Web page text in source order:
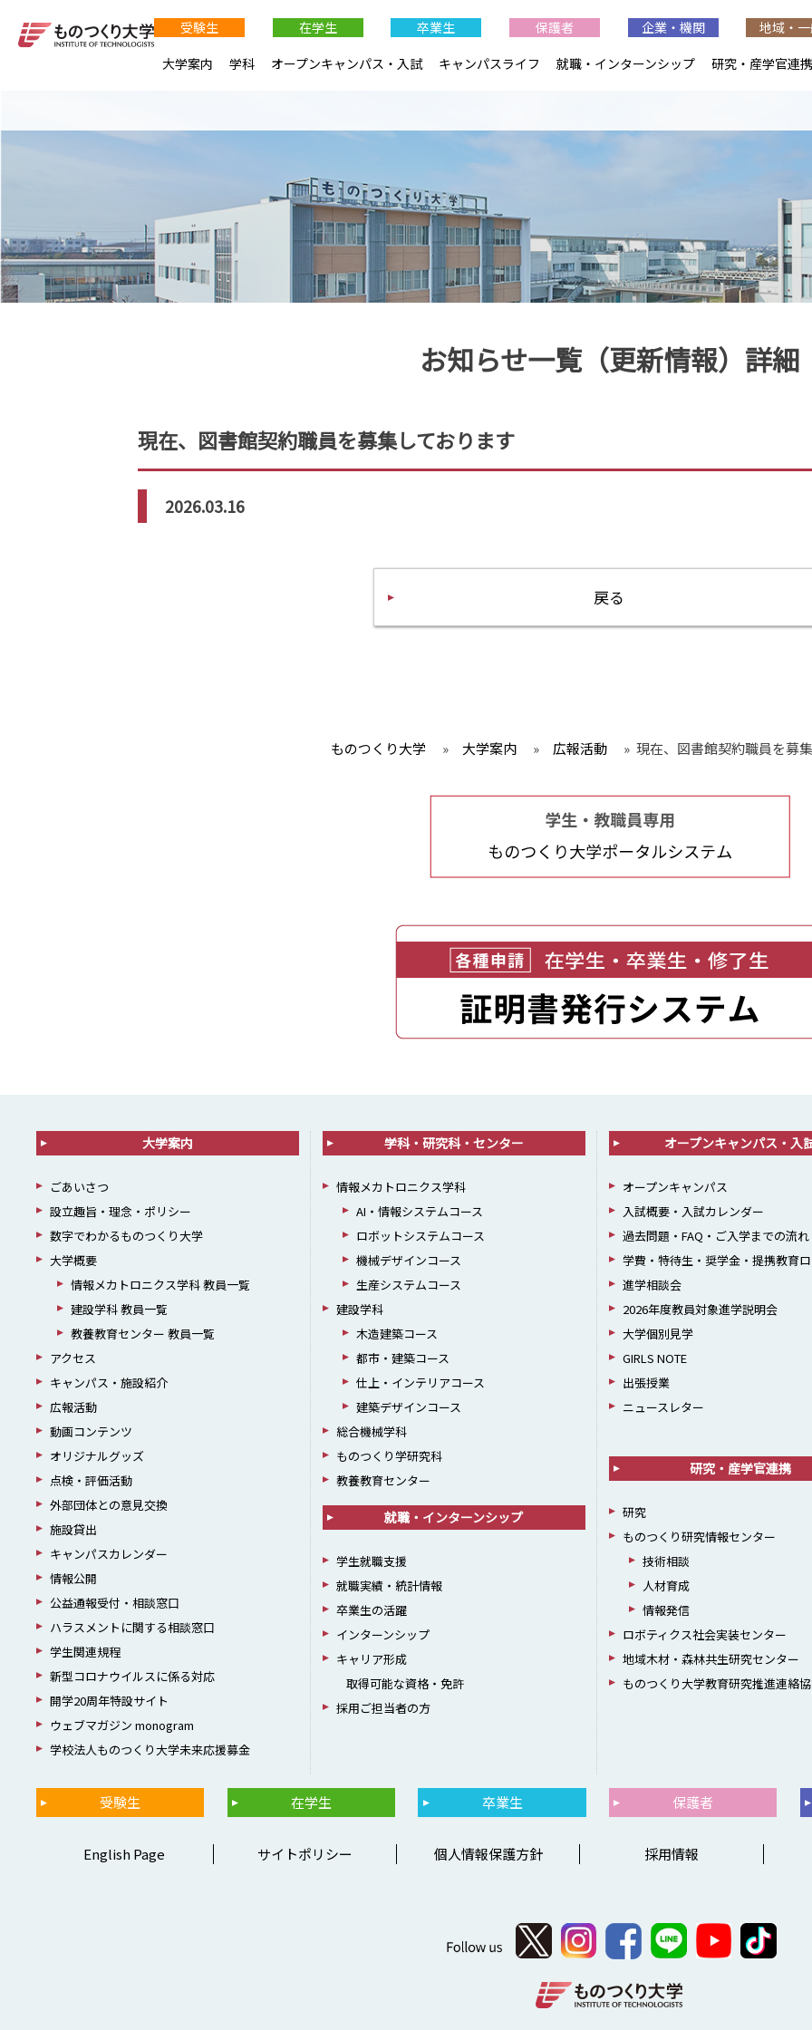
お知らせ一覧（更新情報）詳細
現在、図書館契約職員を募集しております
2026.03.16
戻る
受験生 在学生 卒業生 保護者 企業・機関
地域・
大学案内
学科 オープンキャンパス・入試 キャンパスライフ 就職・インターンシップ 研究・産学官連携
ものつくり大学 » 大学案内 » 広報活動 » 現在、図書館契約職員を募
大学案内
ごあいさつ
設立趣旨・理念・ポリシー
数字でわかるものつくり大学
大学概要
情報メカトロニクス学科 教員一覧
建設学科 教員一覧
教養教育センター 教員一覧
アクセス
キャンパス・施設紹介
広報活動
動画コンテンツ
オリジナルグッズ
点検・評価活動
外部団体との意見交換
施設貸出
キャンパスカレンダー
情報公開
公益通報受付・相談窓口
ハラスメントに関する相談窓口
学生関連規程
新型コロナウイルスに係る対応
開学20周年特設サイト
ウェブマガジン monogram
学校法人ものつくり大学未来応援募金
学科・研究科・センター
情報メカトロニクス学科
AI・情報システムコース
ロボットシステムコース
機械デザインコース
生産システムコース
建設学科
木造建築コース
都市・建築コース
仕上・インテリアコース
建築デザインコース
総合機械学科
ものつくり学研究科
教養教育センター
就職・インターンシップ
学生就職支援
就職実績・統計情報
卒業生の活躍
インターンシップ
キャリア形成
取得可能な資格・免許
採用ご担当者の方
オープンキャンパス・入
オープンキャンパス
入試概要・入試カレンダー
過去問題・FAQ・ご入学までの流れ
学費・特待生・奨学金・提携教育
進学相談会
2026年度教員対象進学説明会
大学個別見学
GIRLS NOTE
出張授業
ニュースレター
研究・産学官連携
研究
ものつくり研究情報センター
技術相談
人材育成
情報発信
ロボティクス社会実装センター
地域木材・森林共生研究センター
ものつくり大学教育研究推進連絡
受験生 在学生 卒業生 保護者
English Page サイトポリシー 個人情報保護方針 採用情報